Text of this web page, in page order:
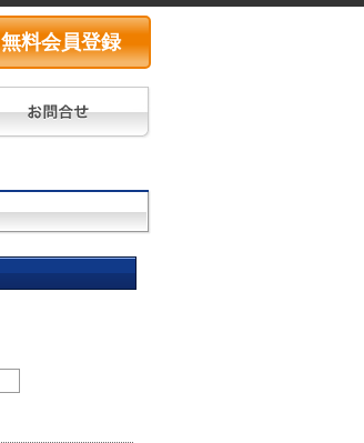
無料会員登録